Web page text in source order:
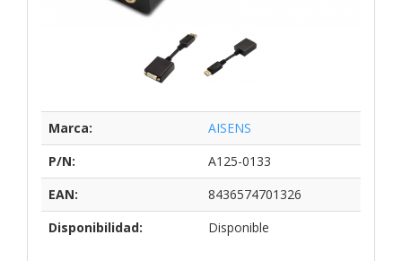
Marca:
AISENS
P/N:
A125-0133
EAN:
8436574701326
Disponibilidad:
Disponible